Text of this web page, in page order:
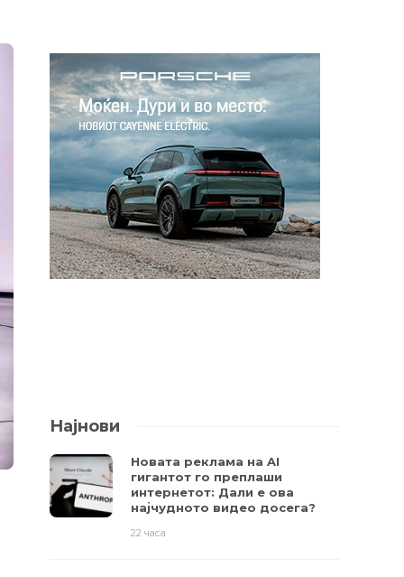
Најнови
Новата реклама на AI
гигантот го преплаши
интернетот: Дали е ова
најчудното видео досега?
22 часа